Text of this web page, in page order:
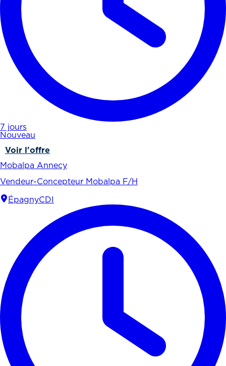
7 jours
Nouveau
Voir l'offre
Mobalpa Annecy
Vendeur-Concepteur Mobalpa F/H
ÉpagnyCDI